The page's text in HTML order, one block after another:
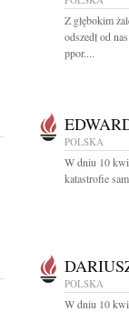
Z głębokim
odszedł od
ppor....
POLSKA
W dniu 10
katastrofie
POLSKA
W dniu 10